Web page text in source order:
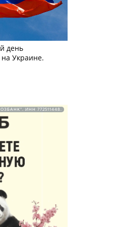
день
Украине.
ИНН 772511448.